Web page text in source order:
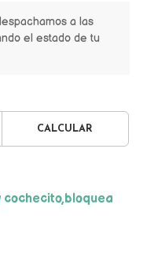
a las
el estado de tu
CALCULAR
cochecito,bloquea